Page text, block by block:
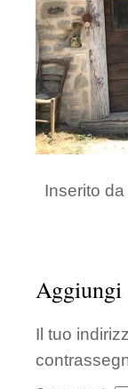
Inserito da
Aggiungi
Il tuo